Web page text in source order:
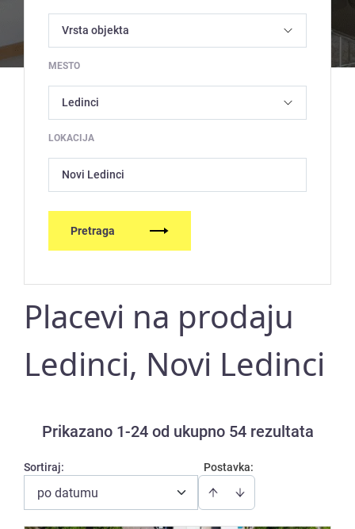
MESTO
LOKACIJA
Novi Ledinci
Pretraga
Placevi na prodaju
Ledinci, Novi Ledinci
Prikazano 1-24 od ukupno 54 rezultata
Postavka:
Sortiraj:
po datumu